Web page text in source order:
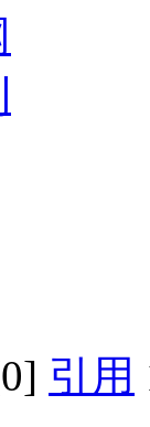
引用